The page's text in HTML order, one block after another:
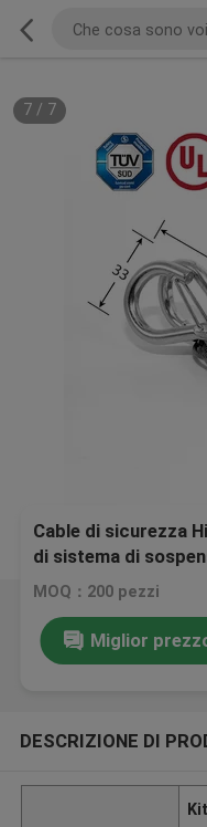
7/ 7
Cable di sicurezza
di sistema di
MOQ：200 pezzi
Miglior
DESCRIZIONE DI